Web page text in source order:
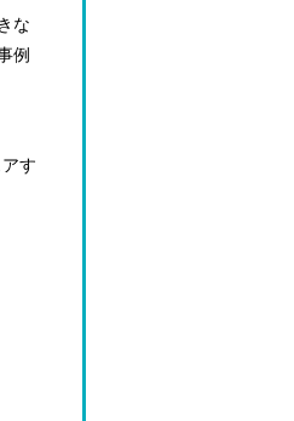
な
例
す